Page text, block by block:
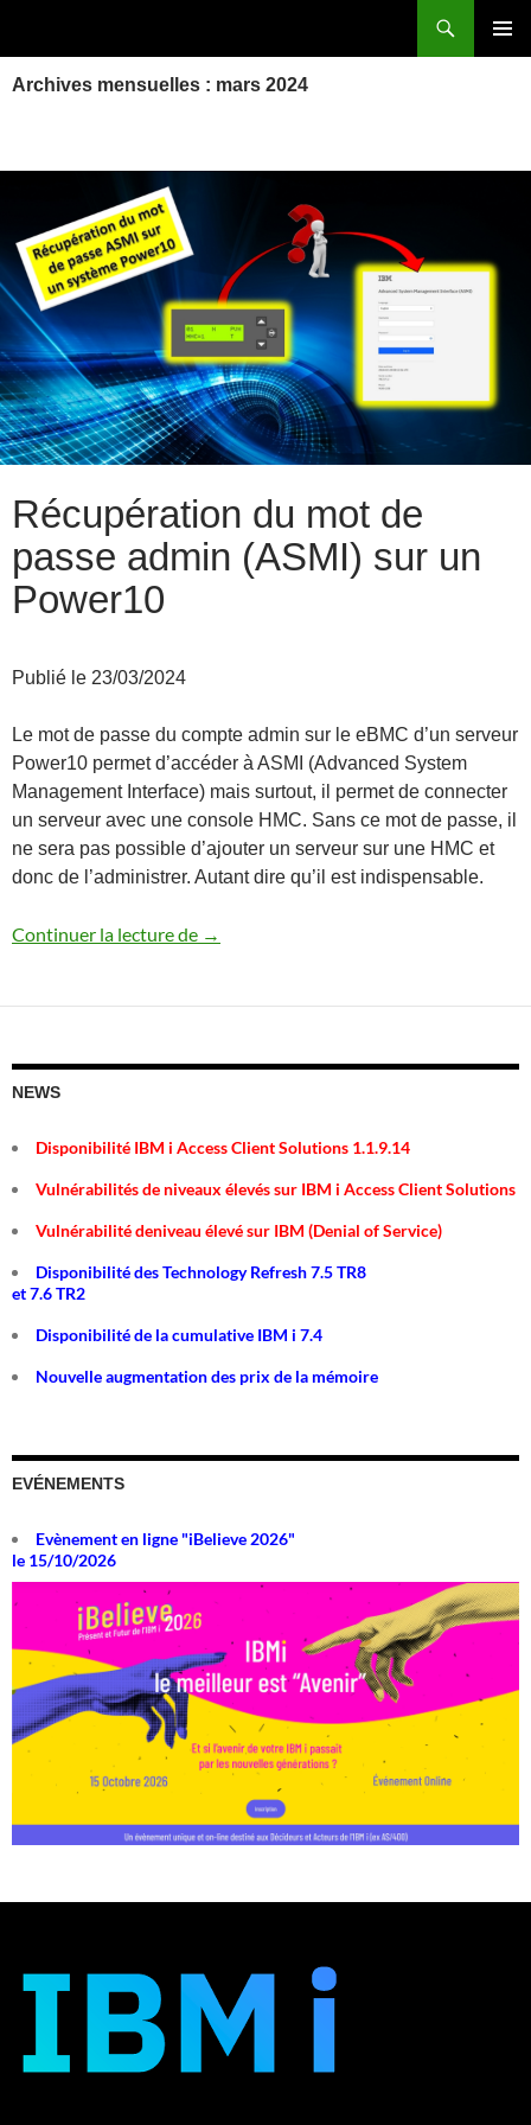
Archives mensuelles : mars 2024
Récupération du mot de
passe admin (ASMI) sur un
Power10
Publié le 23/03/2024
Le mot de passe du compte admin sur le eBMC d’un serveur
Power10 permet d’accéder à ASMI (Advanced System
Management Interface) mais surtout, il permet de connecter
un serveur avec une console HMC. Sans ce mot de passe, il
ne sera pas possible d’ajouter un serveur sur une HMC et
donc de l’administrer. Autant dire qu’il est indispensable.
Continuer la lecture de Récupération du mot de passe admin
→
NEWS
Disponibilité IBM i Access Client Solutions 1.1.9.14
Vulnérabilités de niveaux élevés sur IBM i Access Client Solutions
Vulnérabilité deniveau élevé sur IBM (Denial of Service)
Disponibilité des Technology Refresh 7.5 TR8
et 7.6 TR2
Disponibilité de la cumulative IBM i 7.4
Nouvelle augmentation des prix de la mémoire
EVÉNEMENTS
Evènement en ligne "iBelieve 2026"
le 15/10/2026